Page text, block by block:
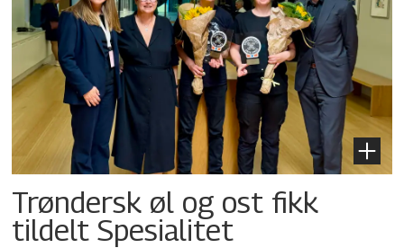
Trøndersk øl og ost fikk
tildelt Spesialitet